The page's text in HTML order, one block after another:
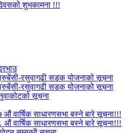
शुभकामना !!!
रसुवागढी सडक योजनाको सूचना
रसुवागढी सडक योजनाको सूचना
नुवाकोटको सूचना
वार्षिक साधारणसभा बस्ने बारे सूचना!!!
वार्षिक साधारणसभा बस्ने बारे सूचना!!!